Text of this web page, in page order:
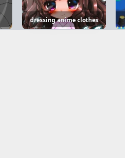
dressing anime clothes